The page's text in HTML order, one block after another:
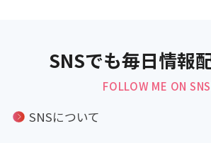
SNSでも毎日情報
FOLLOW ME ON
SNSについて